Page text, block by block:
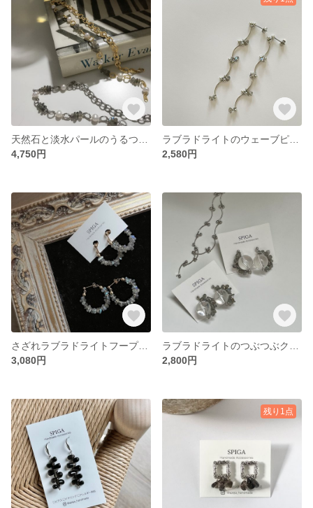
4,750円
2,580円
さざれラブラドライトフープピアス/イヤリング
3,080円
2,800円
残り1点